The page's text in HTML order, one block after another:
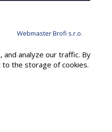
Webmaster Brofi s.r.o.
analyze our traffic. By
to the storage of cookies.